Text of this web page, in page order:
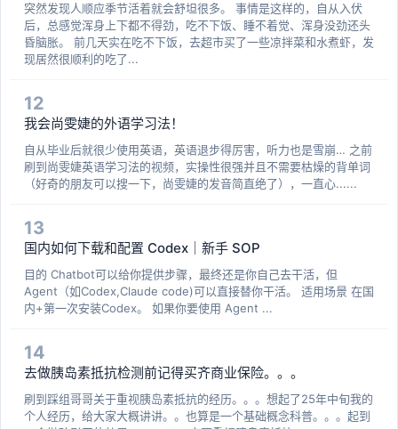
突然发现人顺应季节活着就会舒坦很多。 事情是这样的，自从入伏
后，总感觉浑身上下都不得劲，吃不下饭、睡不着觉、浑身没劲还头
昏脑胀。 前几天实在吃不下饭，去超市买了一些凉拌菜和水煮虾，发
现居然很顺利的吃了...
12
我会尚雯婕的外语学习法！
自从毕业后就很少使用英语，英语退步得厉害，听力也是雪崩… 之前
刷到尚雯婕英语学习法的视频，实操性很强并且不需要枯燥的背单词
（好奇的朋友可以搜一下，尚雯婕的发音简直绝了），一直心......
13
国内如何下载和配置 Codex｜新手 SOP
目的 Chatbot可以给你提供步骤，最终还是你自己去干活，但
Agent（如Codex,Claude code)可以直接替你干活。 适用场景 在国
内+第一次安装Codex。 如果你要使用 Agent ...
14
去做胰岛素抵抗检测前记得买齐商业保险。。。
刷到踩组哥哥关于重视胰岛素抵抗的经历。。。想起了25年中旬我的
个人经历，给大家大概讲讲。。也算是一个基础概念科普。。。起到